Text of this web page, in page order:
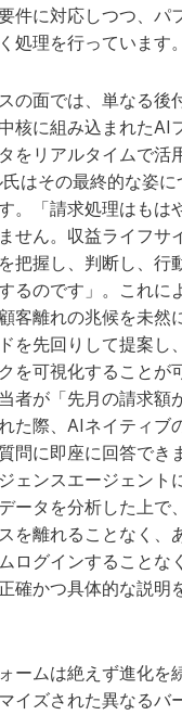
件に対応しつつ、パ
処理を行っています。
の面では、単なる後
核に組み込まれたAI
をリアルタイムで活
はその最終的な姿に
。「請求処理はもは
せん。収益ライフサ
把握し、判断し、行
るのです」。これに
客離れの兆候を未然
を先回りして提案し
を可視化することが
者が「先月の請求額
た際、AIネイティブ
問に即座に回答でき
ェンスエージェント
ータを分析した上で
を離れることなく、
ログインすることな
確かつ具体的な説明
ームは絶えず進化を
イズされた異なるバ